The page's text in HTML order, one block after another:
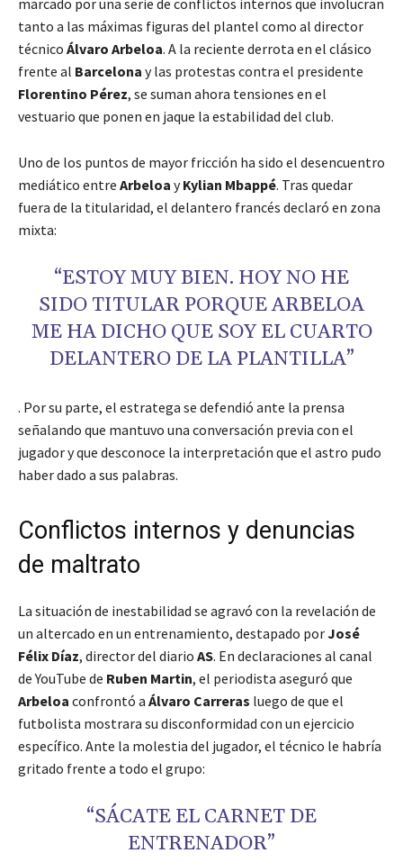
marcado por una serie de conflictos internos que involucran
tanto a las máximas figuras del plantel como al director
técnico Álvaro Arbeloa. A la reciente derrota en el clásico
frente al Barcelona y las protestas contra el presidente
Florentino Pérez, se suman ahora tensiones en el
vestuario que ponen en jaque la estabilidad del club.
Uno de los puntos de mayor fricción ha sido el desencuentro
mediático entre Arbeloa yKylian Mbappé. Tras quedar
fuera de la titularidad, el delantero francés declaró en zona
mixta:
“ESTOY MUY BIEN. HOY NO HE
SIDO TITULAR PORQUE ARBELOA
ME HA DICHO QUE SOY EL CUARTO
DELANTERO DE LA PLANTILLA”
. Por su parte, el estratega se defendió ante la prensa
señalando que mantuvo una conversación previa con el
jugador y que desconoce la interpretación que el astro pudo
haber dado a sus palabras.
Conflictos internos y denuncias
de maltrato
La situación de inestabilidad se agravó con la revelación de
un altercado en un entrenamiento, destapado porJosé
Félix Díaz, director del diario AS. En declaraciones al canal
de YouTube de Ruben Martin, el periodista aseguró que
Arbeloa confrontó a Álvaro Carreras luego de que el
futbolista mostrara su disconformidad con un ejercicio
específico. Ante la molestia del jugador, el técnico le habría
gritado frente a todo el grupo:
“SÁCATE EL CARNET DE
ENTRENADOR”